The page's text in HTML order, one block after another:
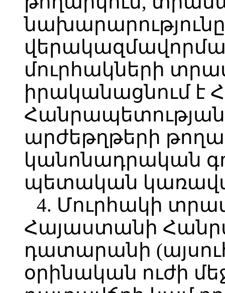
մուրհակների
իրականացնում է
Հանրապետության
արժեթղթերի
կանոնադրական
պետական
4. Մուրհակի
Հայաստանի
դատարանի
օրինական ուժի